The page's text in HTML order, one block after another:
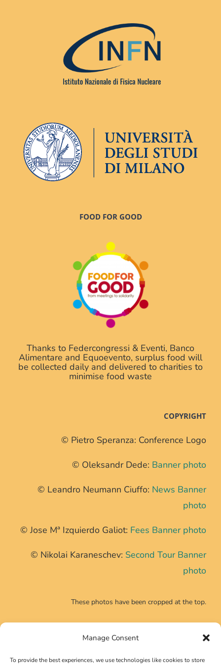
Manage Consent
To provide the best experiences, we use technologies like cookies to store
FOOD FOR GOOD
Thanks to Federcongressi & Eventi, Banco
Alimentare and Equoevento, surplus food will
be collected daily and delivered to charities to
minimise food waste
COPYRIGHT
© Pietro Speranza: Conference Logo
© Oleksandr Dede: Banner photo
© Leandro Neumann Ciuffo: News Banner
photo
© Jose Mª Izquierdo Galiot: Fees Banner photo
© Nikolai Karaneschev: Second Tour Banner
photo
These photos have been cropped at the top.